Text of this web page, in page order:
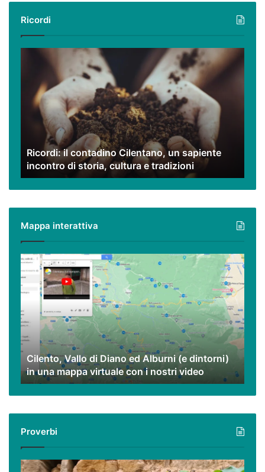
Ricordi
Cilentano,
sapiente
incontro
storia,
cultura
e
tradizioni
Ricordi: il contadino Cilentano, un sapiente
incontro di storia, cultura e tradizioni
Mappa interattiva
Cilento,
Vallo
di
Diano
ed
Alburni
(e
dintorni)
una
mappa
virtuale
nostri
video
Cilento, Vallo di Diano ed Alburni (e dintorni)
in una mappa virtuale con i nostri video
Proverbi
Podcast